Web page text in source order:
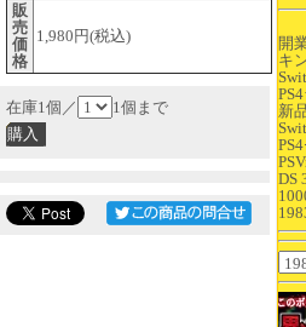
開
キ
新
DS
販
売
価
格
1,980円(税込)
在庫1個／ 1個まで